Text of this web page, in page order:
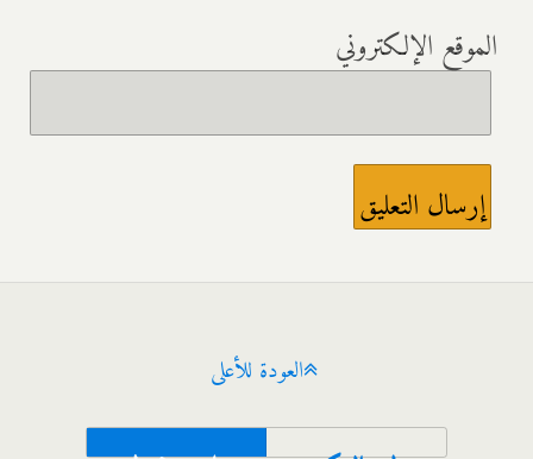
الموقع الإلكتروني
العودة للأعلى